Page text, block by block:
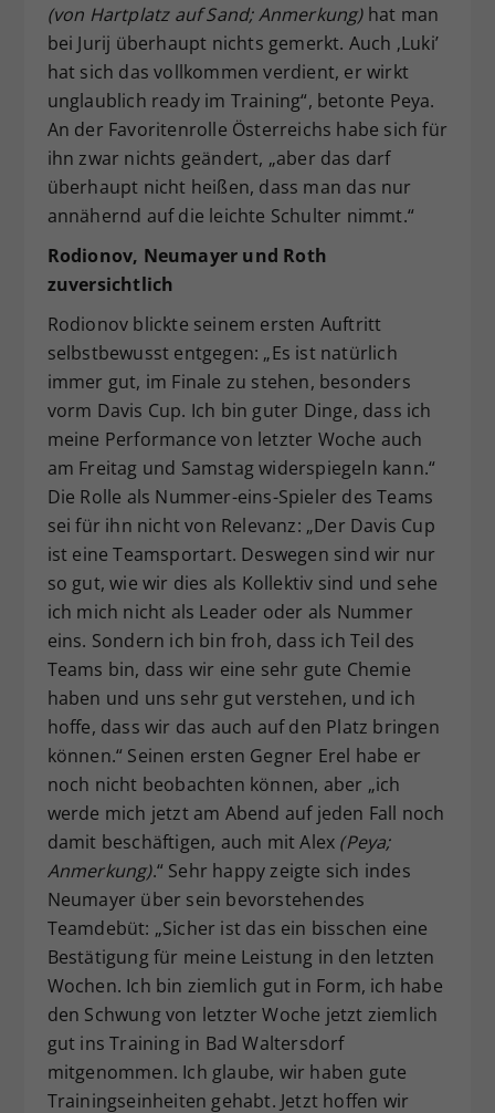
(von Hartplatz auf Sand; Anmerkung)hat man
bei Jurij überhaupt nichts gemerkt. Auch ‚Luki’
hat sich das vollkommen verdient, er wirkt
unglaublich ready im Training“, betonte Peya.
An der Favoritenrolle Österreichs habe sich für
ihn zwar nichts geändert, „aber das darf
überhaupt nicht heißen, dass man das nur
annähernd auf die leichte Schulter nimmt.“
Rodionov, Neumayer und Roth
zuversichtlich
Rodionov blickte seinem ersten Auftritt
selbstbewusst entgegen: „Es ist natürlich
immer gut, im Finale zu stehen, besonders
vorm Davis Cup. Ich bin guter Dinge, dass ich
meine Performance von letzter Woche auch
am Freitag und Samstag widerspiegeln kann.“
Die Rolle als Nummer-eins-Spieler des Teams
sei für ihn nicht von Relevanz: „Der Davis Cup
ist eine Teamsportart. Deswegen sind wir nur
so gut, wie wir dies als Kollektiv sind und sehe
ich mich nicht als Leader oder als Nummer
eins. Sondern ich bin froh, dass ich Teil des
Teams bin, dass wir eine sehr gute Chemie
haben und uns sehr gut verstehen, und ich
hoffe, dass wir das auch auf den Platz bringen
können.“ Seinen ersten Gegner Erel habe er
noch nicht beobachten können, aber „ich
werde mich jetzt am Abend auf jeden Fall noch
damit beschäftigen, auch mit Alex (Peya;
Anmerkung).“ Sehr happy zeigte sich indes
Neumayer über sein bevorstehendes
Teamdebüt: „Sicher ist das ein bisschen eine
Bestätigung für meine Leistung in den letzten
Wochen. Ich bin ziemlich gut in Form, ich habe
den Schwung von letzter Woche jetzt ziemlich
gut ins Training in Bad Waltersdorf
mitgenommen. Ich glaube, wir haben gute
Trainingseinheiten gehabt. Jetzt hoffen wir